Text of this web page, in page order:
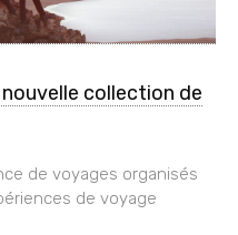
collection de
de voyages organisés
de voyage